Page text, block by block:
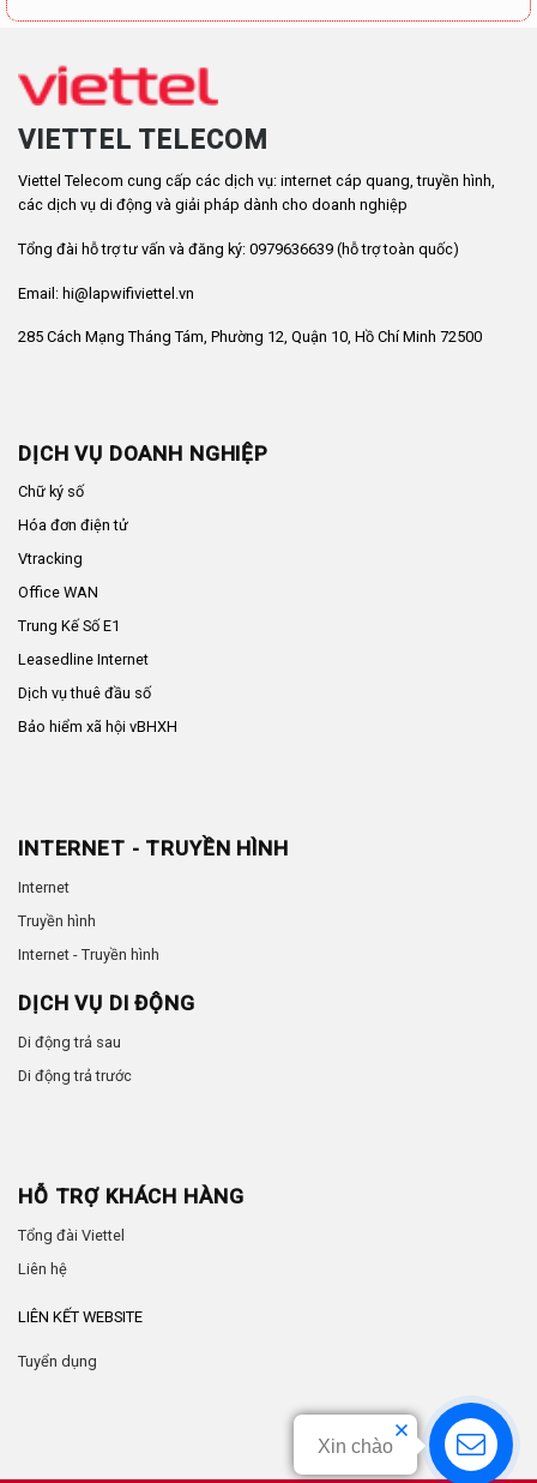
VIETTEL TELECOM
Viettel Telecom cung cấp các dịch vụ: internet cáp quang, truyền hình,
các dịch vụ di động và giải pháp dành cho doanh nghiệp
Tổng đài hỗ trợ tư vấn và đăng ký: 0979636639 (hỗ trợ toàn quốc)
Email: hi@lapwifiviettel.vn
285 Cách Mạng Tháng Tám, Phường 12, Quận 10, Hồ Chí Minh 72500
DỊCH VỤ DOANH NGHIỆP
Chữ ký số
Hóa đơn điện tử
Vtracking
Office WAN
Trung Kế Số E1
Leasedline Internet
Dịch vụ thuê đầu số
Bảo hiểm xã hội vBHXH
INTERNET - TRUYỀN HÌNH
Internet
Truyền hình
Internet - Truyền hình
DỊCH VỤ DI ĐỘNG
Di động trả sau
Di động trả trước
HỖ TRỢ KHÁCH HÀNG
Tổng đài Viettel
Liên hệ
LIÊN KẾT WEBSITE
Tuyển dụng
Xin chào